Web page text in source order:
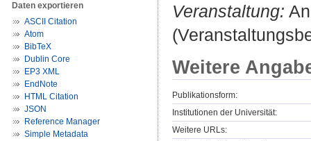
Daten exportieren
ASCII Citation
Atom
BibTeX
Dublin Core
EP3 XML
EndNote
HTML Citation
JSON
Reference Manager
Simple Metadata
Veranstaltung:
Weitere
Publikationsform:
Institutionen der Universität:
Weitere URLs: